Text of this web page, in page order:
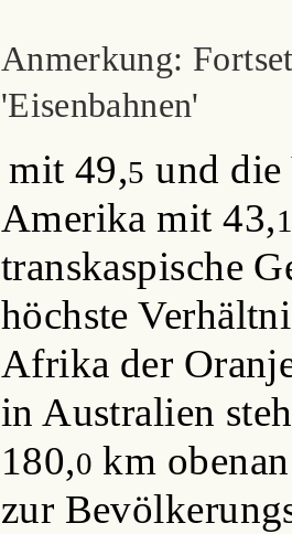
Anmerkung:
'Eisenbahnen'
mit 49,5 und die
Amerika mit 43,1
transkaspische
höchste
Afrika der
in Australien
180,0 km
zur